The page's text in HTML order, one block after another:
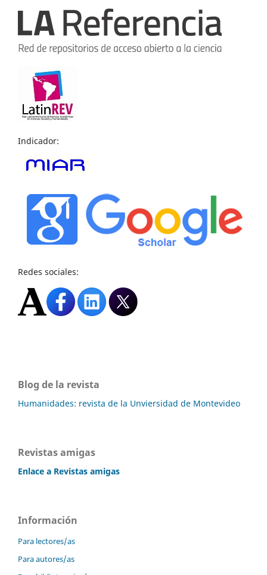
Indicador:
Redes sociales:
Blog de la revista
Humanidades: revista de la Unviersidad de Montevideo
Revistas amigas
Enlace a Revistas amigas
Información
Para lectores/as
Para autores/as